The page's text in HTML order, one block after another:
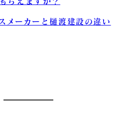
らえますか？
メーカーと樋渡建設の違い